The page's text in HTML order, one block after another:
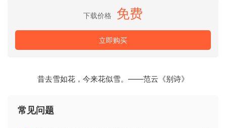
下载价格 免费
立即购买
昔去雪如花，今来花似雪。——范云《别诗》
常见问题